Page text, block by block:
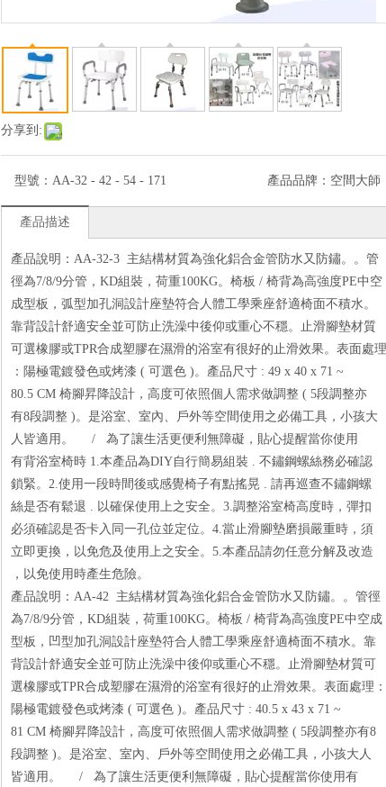
分享到:
型號： AA-32 - 42 - 54 - 171 產品品牌： 空間大師
產品描述
產品說明：AA-32-3 主結構材質為強化鋁合金管防水又防鏽。。管
徑為7/8/9分管，KD組裝，荷重100KG。椅板 / 椅背為高強度PE中空
成型板，弧型加孔洞設計座墊符合人體工學乘座舒適椅面不積水。
靠背設計舒適安全並可防止洗澡中後仰或重心不穩。止滑腳墊材質
可選橡膠或TPR合成塑膠在濕滑的浴室有很好的止滑效果。表面處理
：陽極電鍍發色或烤漆 ( 可選色 )。產品尺寸 : 49 x 40 x 71 ~
80.5 CM 椅腳昇降設計，高度可依照個人需求做調整 ( 5段調整亦
有8段調整 )。是浴室、室內、戶外等空間使用之必備工具，小孩大
人皆適用。 / 為了讓生活更便利無障礙，貼心提醒當你使用
有背浴室椅時 1.本產品為DIY自行簡易組裝 . 不鏽鋼螺絲務必確認
鎖緊。2.使用一段時間後或感覺椅子有點搖晃 . 請再巡查不鏽鋼螺
絲是否有鬆退 . 以確保使用上之安全。3.調整浴室椅高度時，彈扣
必須確認是否卡入同一孔位並定位。4.當止滑腳墊磨損嚴重時，須
立即更換，以免危及使用上之安全。5.本產品請勿任意分解及改造
，以免使用時產生危險。
產品說明：AA-42 主結構材質為強化鋁合金管防水又防鏽。。管徑
為7/8/9分管，KD組裝，荷重100KG。椅板 / 椅背為高強度PE中空成
型板，凹型加孔洞設計座墊符合人體工學乘座舒適椅面不積水。靠
背設計舒適安全並可防止洗澡中後仰或重心不穩。止滑腳墊材質可
選橡膠或TPR合成塑膠在濕滑的浴室有很好的止滑效果。表面處理：
陽極電鍍發色或烤漆 ( 可選色 )。產品尺寸 : 40.5 x 43 x 71 ~
81 CM 椅腳昇降設計，高度可依照個人需求做調整 ( 5段調整亦有8
段調整 )。是浴室、室內、戶外等空間使用之必備工具，小孩大人
皆適用。 / 為了讓生活更便利無障礙，貼心提醒當你使用有